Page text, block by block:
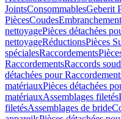
JointsConsommablesGeberit
PiècesCoudes
nettoyagePièces détachées
nettoyageRéductionsPièces
spécialesRaccordements
RaccordementsRaccords
détachées pour
matériauxPièces détachées
matériauxAssemblages filetés
filetésAssemblages de bride